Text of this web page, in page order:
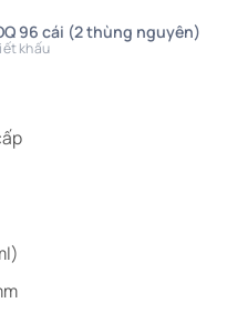
96 cái (2 thùng nguyên)
khấu